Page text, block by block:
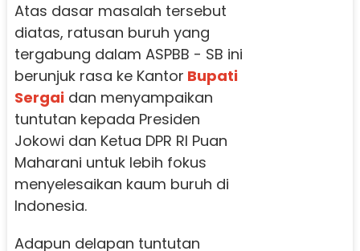
Atas dasar masalah tersebut
diatas, ratusan buruh yang
tergabung dalam ASPBB - SB ini
berunjuk rasa ke Kantor Bupati
Sergaidan menyampaikan
tuntutan kepada Presiden
Jokowi dan Ketua DPR RI Puan
Maharani untuk lebih fokus
menyelesaikan kaum buruh di
Indonesia.
Adapun delapan tuntutan